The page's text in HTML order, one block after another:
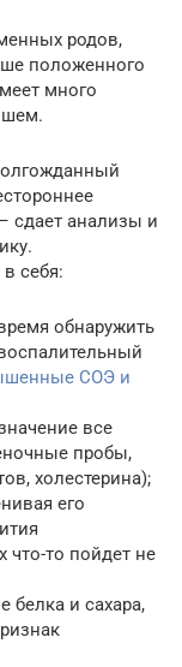
родов,
положенного
много
сдает анализы и
себя:
обнаружить
СОЭ и
все
пробы,
холестерина);
его
что-то пойдет не
белка и сахара,